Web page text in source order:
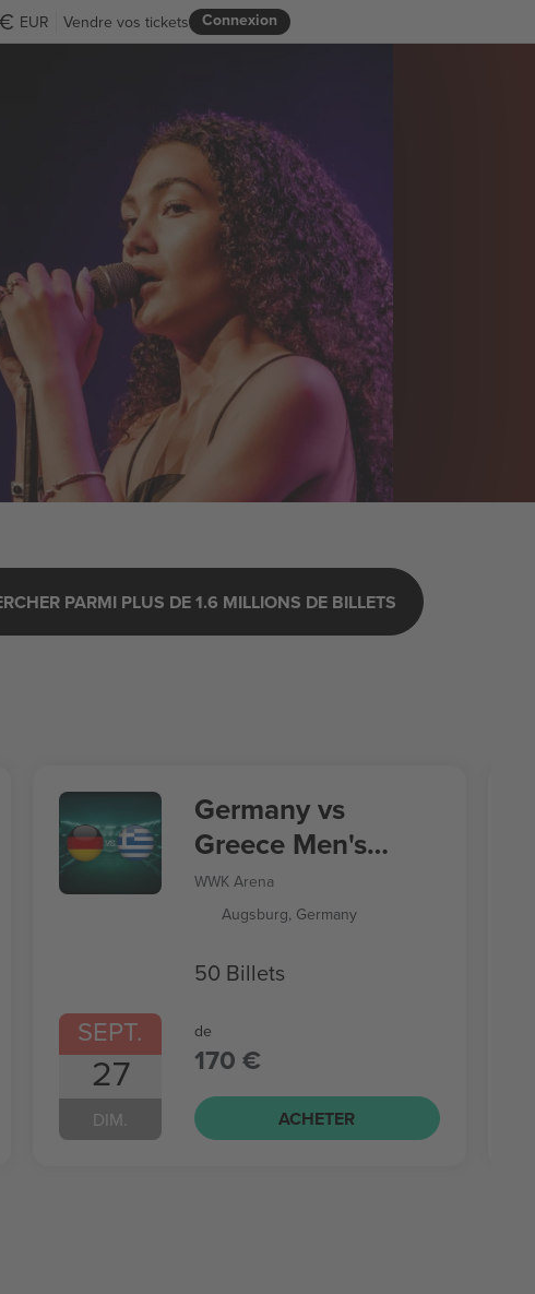
EUR Connexion
Vendre vos tickets
PARMI PLUS DE 1.6 MILLIONS DE BILLETS
SEPT.
27
DIM.
Germany vs
Greece Men's
Nations League
WWK Arena
Augsburg, Germany
50 Billets
de
170 €
ACHETER